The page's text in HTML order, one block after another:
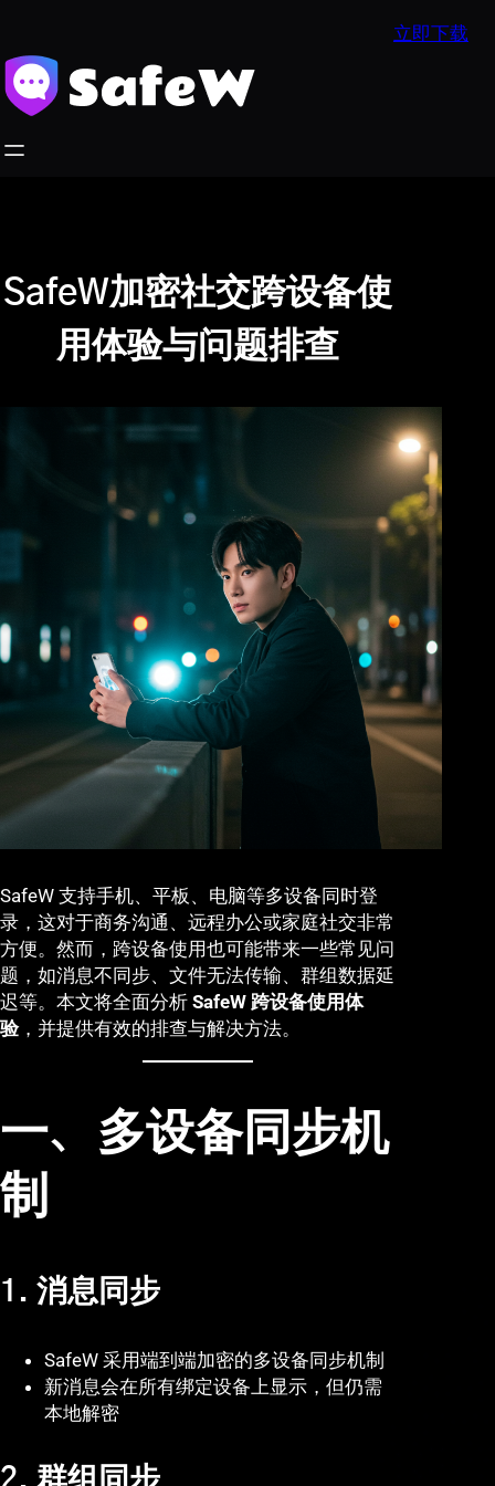
内
容
立即下载
SafeW加密社交跨设备使
用体验与问题排查
SafeW 支持手机、平板、电脑等多设备同时登
录，这对于商务沟通、远程办公或家庭社交非常
方便。然而，跨设备使用也可能带来一些常见问
题，如消息不同步、文件无法传输、群组数据延
迟等。本文将全面分析 SafeW 跨设备使用体
验，并提供有效的排查与解决方法。
一、多设备同步机
制
1. 消息同步
SafeW 采用端到端加密的多设备同步机制
新消息会在所有绑定设备上显示，但仍需
本地解密